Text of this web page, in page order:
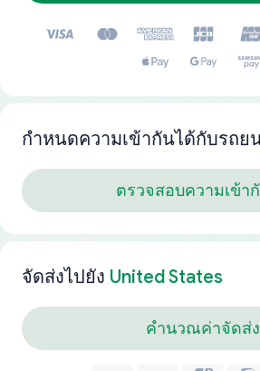
กำหนดความเข้ากันได้กับรถ
ตรวจสอบความเข้า
จัดส่งไปยัง United States
คำนวณค่าจัดส่ง